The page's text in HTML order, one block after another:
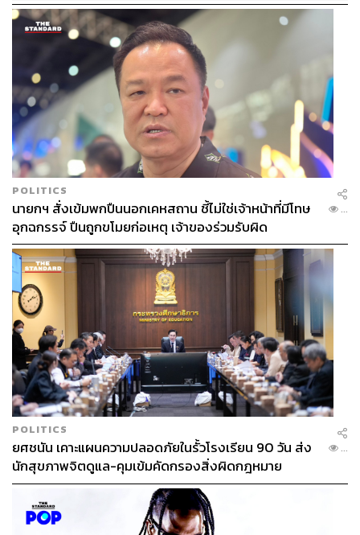
POLITICS
นายกฯ สั่งเข้มพกปืนนอกเคหสถาน ชี้ไม่ใช่เจ้าหน้าที่มีโทษ
อุกฉกรรจ์ ปืนถูกขโมยก่อเหตุ เจ้าของร่วมรับผิด
...
POLITICS
ยศชนัน เคาะแผนความปลอดภัยในรั้วโรงเรียน 90 วัน ส่ง
นักสุขภาพจิตดูแล-คุมเข้มคัดกรองสิ่งผิดกฎหมาย
...